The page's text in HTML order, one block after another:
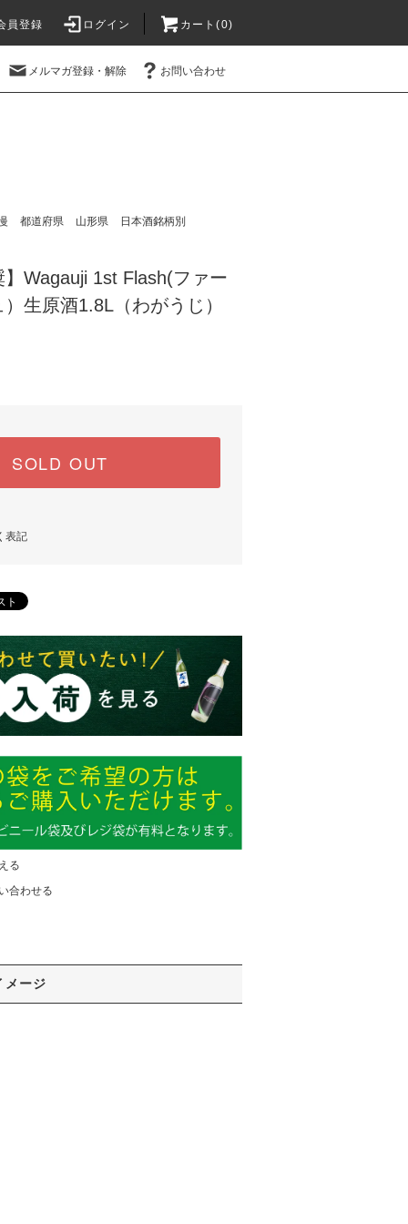
員登録 ログイン カート(0)
メルマガ登録・解除 お問い合わせ
都道府県 山形県
日本酒銘柄別
】Wagauji 1st Flash(ファー
生原酒1.8L（わがうじ）
SOLD OUT
表記
る
合わせる
メージ